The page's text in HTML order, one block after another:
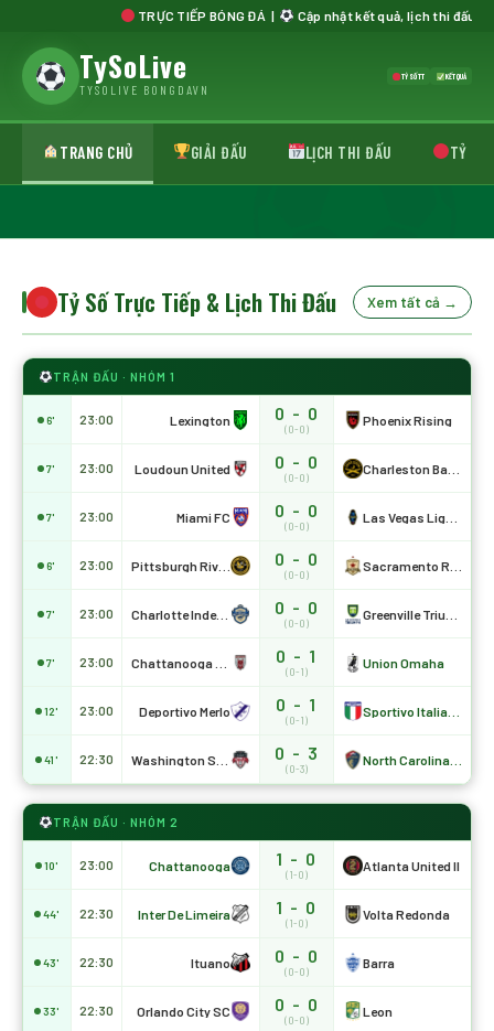
TRỰC TIẾP BÓNG ĐÁ | Cập nhật kết quả, lịch thi đấu, bảng xếp
TySoLive
TYSOLIVE BONGDAVN
TỶ SỐ TT KẾT QUẢ
TRANG CHỦ GIẢI ĐẤU LỊCH THI ĐẤU TỶ SỐ
Division
1
08/08/2026
05:00
Tỷ Số Trực Tiếp & Lịch Thi Đấu Xem tất cả →
TRẬN ĐẤU · NHÓM 1
6' 23:00 Lexington 0 - 0
(0-0)
Phoenix Rising
7' 23:00 Loudoun United 0 - 0
(0-0)
7' 23:00 Miami FC 0 - 0
(0-0)
6' 23:00 0 - 0
(0-0)
7' 23:00 Charlotte Independence 0 - 0
(0-0)
7' 23:00 0 - 1
(0-1)
Union Omaha
12' 23:00 Deportivo Merlo 0 - 1
(0-1)
41' 22:30 0 - 3
(0-3)
TRẬN ĐẤU · NHÓM 2
10' 23:00 Chattanooga 1 - 0
(1-0)
Atlanta United II
44' 22:30 Inter De Limeira 1 - 0
(1-0)
Volta Redonda
43' 22:30 Ituano 0 - 0
(0-0)
Barra
33' 22:30 Orlando City SC 0 - 0
(0-0)
Leon